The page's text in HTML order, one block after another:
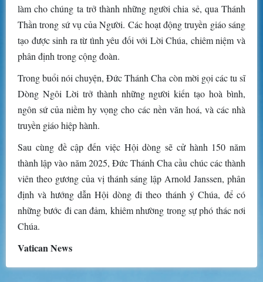
làm cho chúng ta trở thành những người chia sẻ, qua Thánh
Thần trong sứ vụ của Người. Các hoạt động truyền giáo sáng
tạo được sinh ra từ tình yêu đối với Lời Chúa, chiêm niệm và
phân định trong cộng đoàn.
Trong buổi nói chuyện, Đức Thánh Cha còn mời gọi các tu sĩ
Dòng Ngôi Lời trở thành những người kiến tạo hoà bình,
ngôn sứ của niềm hy vọng cho các nền văn hoá, và các nhà
truyền giáo hiệp hành.
Sau cùng đề cập đến việc Hội dòng sẽ cử hành 150 năm
thành lập vào năm 2025, Đức Thánh Cha cầu chúc các thành
viên theo gương của vị thánh sáng lập Arnold Janssen, phân
định và hướng dẫn Hội dòng đi theo thánh ý Chúa, để có
những bước đi can đảm, khiêm nhường trong sự phó thác nơi
Chúa.
Vatican News